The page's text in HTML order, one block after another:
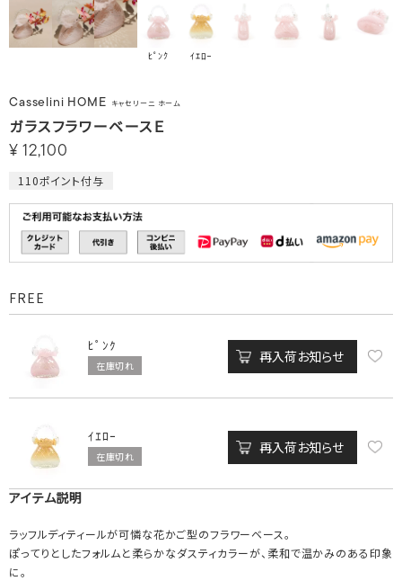
ﾋﾟﾝｸ ｲｴﾛｰ
Casselini HOME キャセリーニ ホーム
ガラスフラワーベースＥ
¥ 12,100
110ポイント付与
FREE
ﾋﾟﾝｸ
在庫切れ
再入荷お知らせ
ｲｴﾛｰ
在庫切れ
再入荷お知らせ
アイテム説明
ラッフルディティールが可憐な花かご型のフラワーベース。
ぽってりとしたフォルムと柔らかなダスティカラーが、柔和で温かみのある印象
に。